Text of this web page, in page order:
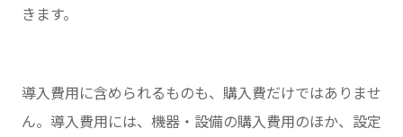
きます。
導入費用に含められるものも、購入費だけではありませ
ん。導入費用には、機器・設備の購入費用のほか、設定